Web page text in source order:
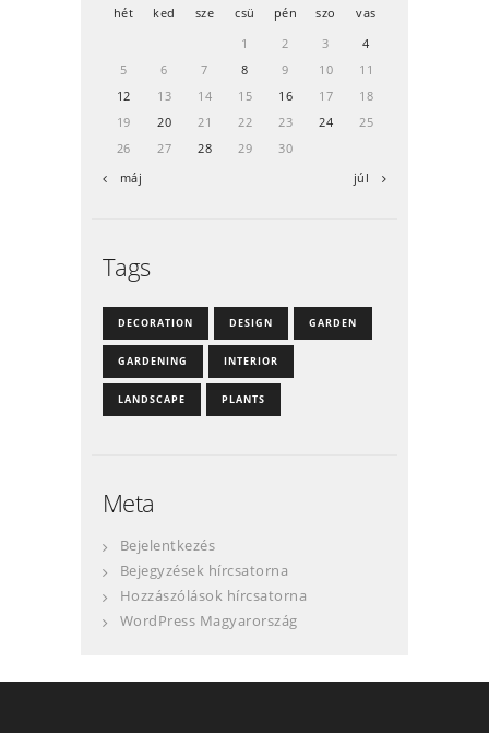
hét ked sze csü pén szo
vas
1
2 3
4
5
6 7 8 9 10
11
12
13 14 15 16 17
18
19
20 21 22 23 24
25
26
27 28 29
30
« máj
júl »
Tags
DECORATION DESIGN GARDEN
GARDENING INTERIOR
LANDSCAPE PLANTS
Meta
Bejelentkezés
Bejegyzések hírcsatorna
Hozzászólások hírcsatorna
WordPress Magyarország